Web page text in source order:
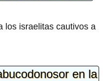
los israelitas cautivos a
en la